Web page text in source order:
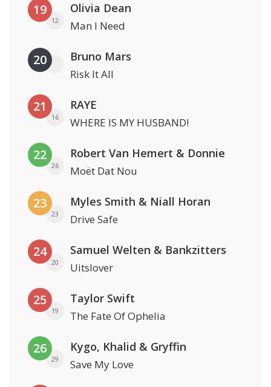
19
12
Olivia Dean
Man I Need
20 Bruno Mars
Risk It All
21
16
RAYE
WHERE IS MY HUSBAND!
22
26
Robert Van Hemert & Donnie
Moët Dat Nou
23
23
Myles Smith & Niall Horan
Drive Safe
24
20
Samuel Welten & Bankzitters
Uitslover
25
19
Taylor Swift
The Fate Of Ophelia
26
29
Kygo, Khalid & Gryffin
Save My Love